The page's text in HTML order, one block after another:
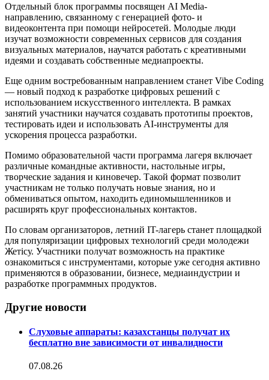
Отдельный блок программы посвящен AI Media-
направлению, связанному с генерацией фото- и
видеоконтента при помощи нейросетей. Молодые люди
изучат возможности современных сервисов для создания
визуальных материалов, научатся работать с креативными
идеями и создавать собственные медиапроекты.
Еще одним востребованным направлением станет Vibe Coding
— новый подход к разработке цифровых решений с
использованием искусственного интеллекта. В рамках
занятий участники научатся создавать прототипы проектов,
тестировать идеи и использовать AI-инструменты для
ускорения процесса разработки.
Помимо образовательной части программа лагеря включает
различные командные активности, настольные игры,
творческие задания и киновечер. Такой формат позволит
участникам не только получать новые знания, но и
обмениваться опытом, находить единомышленников и
расширять круг профессиональных контактов.
По словам организаторов, летний IT-лагерь станет площадкой
для популяризации цифровых технологий среди молодежи
Жетісу. Участники получат возможность на практике
ознакомиться с инструментами, которые уже сегодня активно
применяются в образовании, бизнесе, медиаиндустрии и
разработке программных продуктов.
Другие новости
Слуховые аппараты: казахстанцы получат их
бесплатно вне зависимости от инвалидности
07.08.26